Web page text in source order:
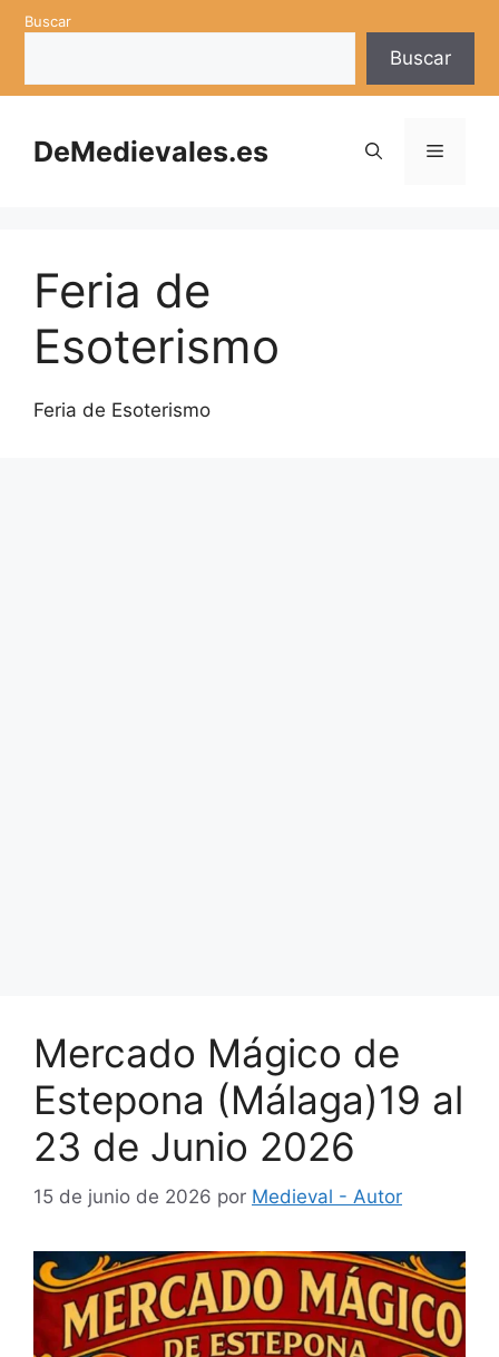
SaltarBuscar
Buscar
DeMedievales.es Menú
Feria de
Esoterismo
Feria de Esoterismo
Mercado Mágico de
Estepona (Málaga)19 al
23 de Junio 2026
15 de junio de 2026 por Medieval - Autor